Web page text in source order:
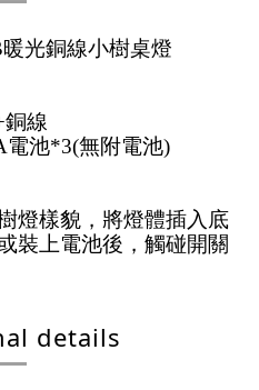
暖光銅線小樹桌燈
銅線
電池*3(無附電池)
燈樣貌，將燈體插入底
裝上電池後，觸碰開關
details